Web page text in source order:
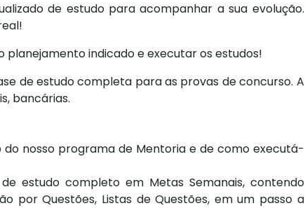
de estudo para acompanhar a sua evolução.
indicado e executar os estudos!
de estudo completa para as provas de concurso. A
bancárias.
nosso programa de Mentoria e de como executá-
estudo completo em Metas Semanais, contendo
por Questões, Listas de Questões, em um passo a